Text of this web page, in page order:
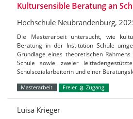
Kultursensible Beratung an
Hochschule Neubrandenburg,
Die Masterarbeit untersucht, wie
Beratung in der Institution Schule
Grundlage eines theoretischen
Schule sowie zweier
Schulsozialarbeiterin und einer
Masterarbeit Freier Zugang
Luisa Krieger